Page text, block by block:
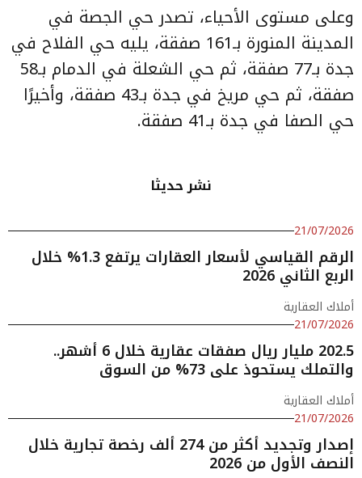
وعلى مستوى الأحياء، تصدر حي الجصة في
المدينة المنورة بـ161 صفقة، يليه حي الفلاح في
جدة بـ77 صفقة، ثم حي الشعلة في الدمام بـ58
صفقة، ثم حي مريخ في جدة بـ43 صفقة، وأخيرًا
حي الصفا في جدة بـ41 صفقة.
نشر حديثا
21/07/2026
الرقم القياسي لأسعار العقارات يرتفع 1.3% خلال
الربع الثاني 2026
أملاك العقارية
21/07/2026
202.5 مليار ريال صفقات عقارية خلال 6 أشهر..
والتملك يستحوذ على 73% من السوق
أملاك العقارية
21/07/2026
إصدار وتجديد أكثر من 274 ألف رخصة تجارية خلال
النصف الأول من 2026